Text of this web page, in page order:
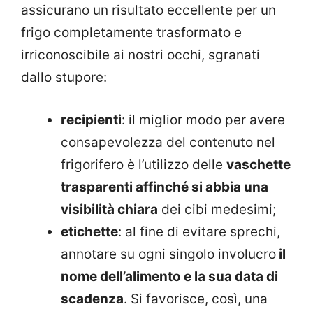
assicurano un risultato eccellente per un
frigo completamente trasformato e
irriconoscibile ai nostri occhi, sgranati
dallo stupore:
recipienti: il miglior modo per avere
consapevolezza del contenuto nel
frigorifero è l’utilizzo delle vaschette
trasparenti affinché si abbia una
visibilità chiara dei cibi medesimi;
etichette: al fine di evitare sprechi,
annotare su ogni singolo involucro il
nome dell’alimento e la sua data di
scadenza. Si favorisce, così, una